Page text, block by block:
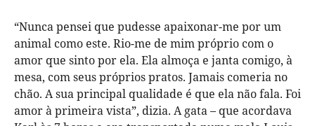
“Nunca pensei que pudesse apaixonar-me por um
animal como este. Rio-me de mim próprio com o
amor que sinto por ela. Ela almoça e janta comigo, à
mesa, com seus próprios pratos. Jamais comeria no
chão. A sua principal qualidade é que ela não fala. Foi
amor à primeira vista”, dizia. A gata – que acordava